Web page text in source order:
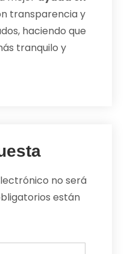
transparencia y
haciendo que
tranquilo y
no será
están